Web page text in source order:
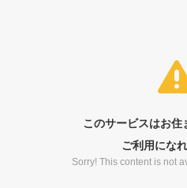
このサービスはお住
ご利用にな
Sorry! This content is not